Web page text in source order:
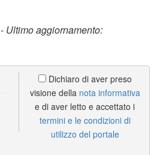
- Ultimo aggiornamento:
Dichiaro di aver preso
visione della nota informativa
e di aver letto e accettato i
termini e le condizioni di
utilizzo del portale